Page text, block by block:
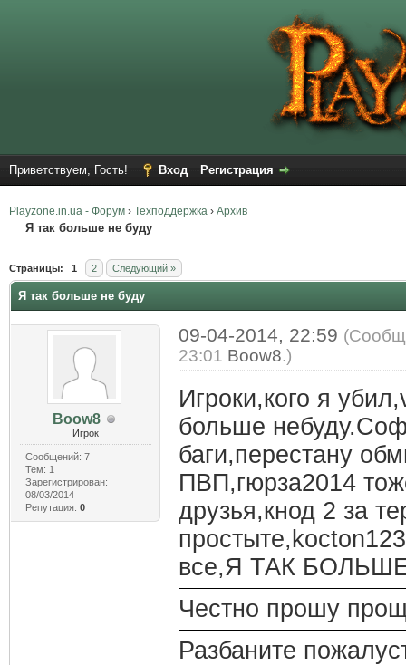
Приветствуем, Гость! Вход Регистрация
Playzone.in.ua - Форум › Техподдержка › Архив
Я так больше не буду
Страницы: 1 2 Следующий »
Я так больше не буду
Boow8
Игрок
Сообщений: 7
Тем: 1
Зарегистрирован:
08/03/2014
Репутация: 0
09-04-2014, 22:59
23:01 Boow8.)
Игроки,кого я
больше
баги,перестану
ПВП,гюрза2014
друзья,кнод 2 за
все,Я ТАК БОЛЬШЕ
Честно прошу
Разбаните